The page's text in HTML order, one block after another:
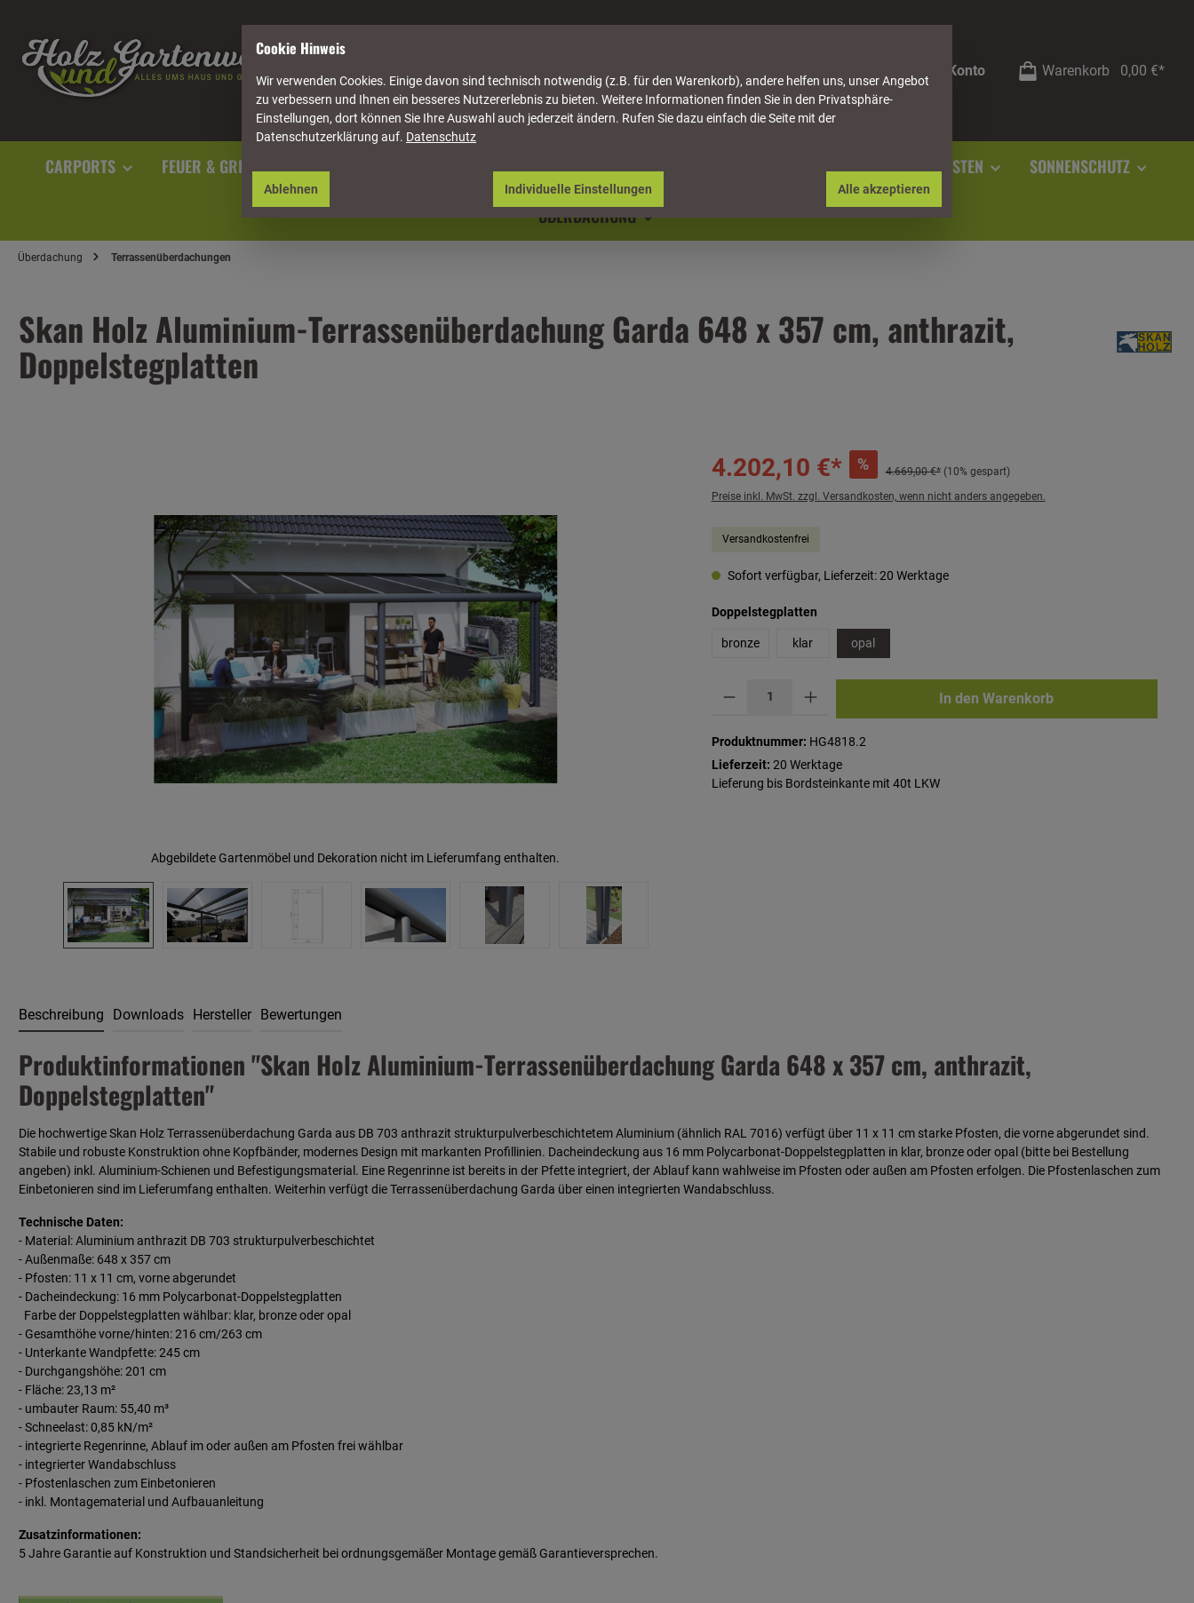
Mein Konto Warenkorb 0,00 €*
CARPORTS FEUER & GRILL GARTENAUSSTATTUNG HÄUSER & PAVILLONS NATURSTEIN SOCKELLEISTEN SONNENSCHUTZ
ÜBERDACHUNG
Überdachung Terrassenüberdachungen
Skan Holz Aluminium-Terrassenüberdachung Garda 648 x 357 cm, anthrazit,
Doppelstegplatten
Abgebildete Gartenmöbel und Dekoration nicht im Lieferumfang enthalten.
4.202,10 €* % 4.669,00 €* (10% gespart)
Preise inkl. MwSt. zzgl. Versandkosten, wenn nicht anders angegeben.
Versandkostenfrei
Sofort verfügbar, Lieferzeit: 20 Werktage
Doppelstegplattenauswählen
bronze klar opal
In den Warenkorb
Produktnummer: HG4818.2
Lieferzeit: 20 Werktage
Lieferung bis Bordsteinkante mit 40t LKW
Beschreibung Downloads Hersteller Bewertungen
Produktinformationen "Skan Holz Aluminium-Terrassenüberdachung Garda 648 x 357 cm, anthrazit,
Doppelstegplatten"
Die hochwertige Skan Holz Terrassenüberdachung Garda aus DB 703 anthrazit strukturpulverbeschichtetem Aluminium (ähnlich RAL 7016) verfügt über 11 x 11 cm starke Pfosten, die vorne abgerundet sind.
Stabile und robuste Konstruktion ohne Kopfbänder, modernes Design mit markanten Profillinien. Dacheindeckung aus 16 mm Polycarbonat-Doppelstegplatten in klar, bronze oder opal (bitte bei Bestellung
angeben) inkl. Aluminium-Schienen und Befestigungsmaterial. Eine Regenrinne ist bereits in der Pfette integriert, der Ablauf kann wahlweise im Pfosten oder außen am Pfosten erfolgen. Die Pfostenlaschen zum
Einbetonieren sind im Lieferumfang enthalten. Weiterhin verfügt die Terrassenüberdachung Garda über einen integrierten Wandabschluss.
Technische Daten:
- Material: Aluminium anthrazit DB 703 strukturpulverbeschichtet
- Außenmaße: 648 x 357 cm
- Pfosten: 11 x 11 cm, vorne abgerundet
- Dacheindeckung: 16 mm Polycarbonat-Doppelstegplatten
Farbe der Doppelstegplatten wählbar: klar, bronze oder opal
- Gesamthöhe vorne/hinten: 216 cm/263 cm
- Unterkante Wandpfette: 245 cm
- Durchgangshöhe: 201 cm
- Fläche: 23,13 m²
- umbauter Raum: 55,40 m³
- Schneelast: 0,85 kN/m²
- integrierte Regenrinne, Ablauf im oder außen am Pfosten frei wählbar
- integrierter Wandabschluss
- Pfostenlaschen zum Einbetonieren
- inkl. Montagematerial und Aufbauanleitung
Zusatzinformationen:
5 Jahre Garantie auf Konstruktion und Standsicherheit beiordnungsgemäßer Montage gemäß Garantieversprechen.
Cookie Hinweis
Wir verwenden Cookies. Einige davon sind technisch notwendig (z.B. für den Warenkorb), andere helfen uns, unser Angebot
zu verbessern und Ihnen ein besseres Nutzererlebnis zu bieten. Weitere Informationen finden Sie in den Privatsphäre-
Einstellungen, dort können Sie Ihre Auswahl auch jederzeit ändern. Rufen Sie dazu einfach die Seite mit der
Datenschutzerklärung auf. Datenschutz
Individuelle Einstellungen
Ablehnen Alle akzeptieren